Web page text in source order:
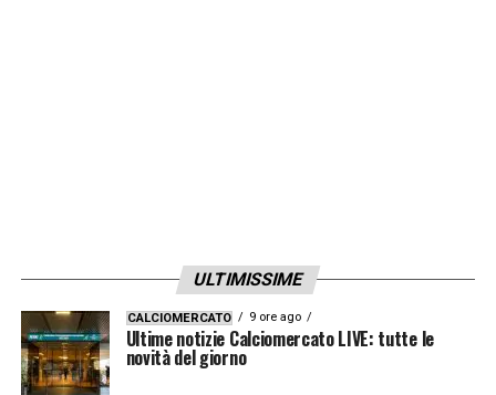
ULTIMISSIME
CALCIOMERCATO 9 ore ago
Ultime notizie Calciomercato LIVE: tutte le
novità del giorno